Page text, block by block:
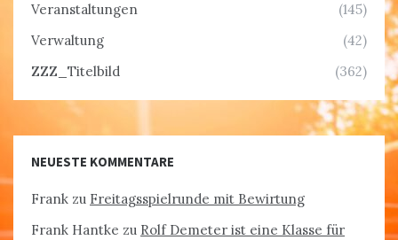
Veranstaltungen
(145)
Verwaltung
(42)
ZZZ_Titelbild
(362)
NEUESTE KOMMENTARE
Frank zu Freitagsspielrunde mit Bewirtung
Frank Hantke zu Rolf Demeter ist eine Klasse für